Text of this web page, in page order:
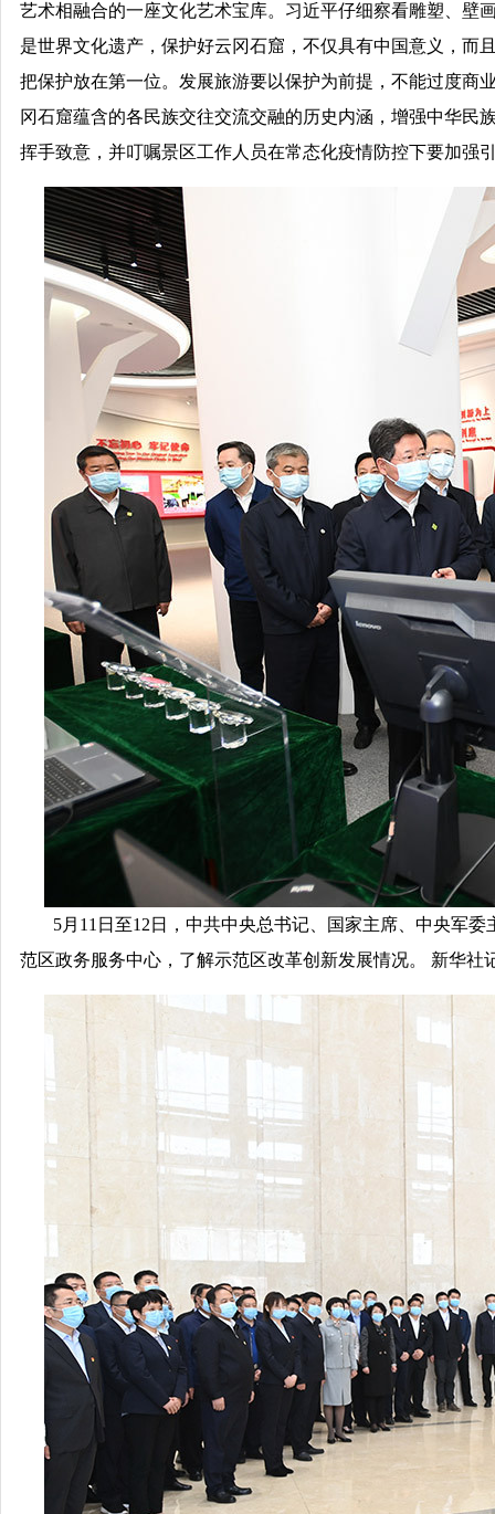
艺术相融合的一座文化艺术宝库。习近平仔细察看雕塑、壁
是世界文化遗产，保护好云冈石窟，不仅具有中国意义，而
把保护放在第一位。发展旅游要以保护为前提，不能过度商
冈石窟蕴含的各民族交往交流交融的历史内涵，增强中华民
挥手致意，并叮嘱景区工作人员在常态化疫情防控下要加强
5月11日至12日，中共中央总书记、国家主席、中央军
范区政务服务中心，了解示范区改革创新发展情况。 新华社